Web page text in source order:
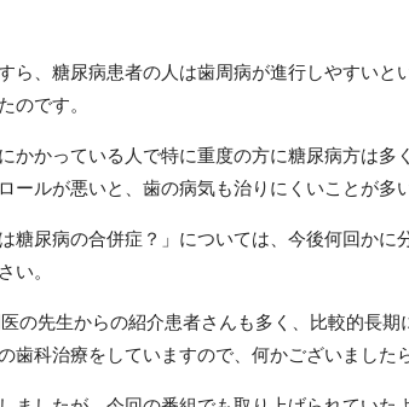
ら、糖尿病患者の人は歯周病が進行しやすいと
のです。
かかっている人で特に重度の方に糖尿病方は多
ールが悪いと、歯の病気も治りにくいことが多
糖尿病の合併症？」については、今後何回かに
い。
の先生からの紹介患者さんも多く、比較的長期
歯科治療をしていますので、何かございました